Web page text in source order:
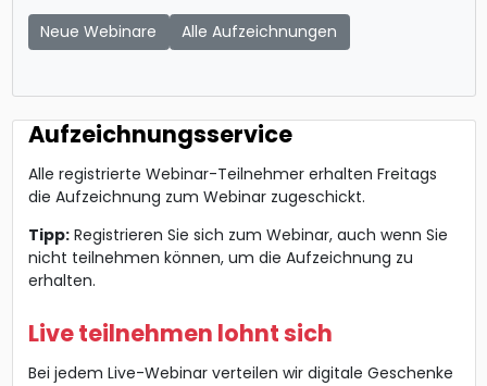
Neue Webinare Alle Aufzeichnungen
Aufzeichnungsservice
Alle registrierte Webinar-Teilnehmer erhalten Freitags
die Aufzeichnung zum Webinar zugeschickt.
Tipp:Registrieren Sie sich zum Webinar, auch wenn Sie
nicht teilnehmen können, um die Aufzeichnung zu
erhalten.
Live teilnehmen lohnt sich
Bei jedem Live-Webinar verteilen wir digitale Geschenke